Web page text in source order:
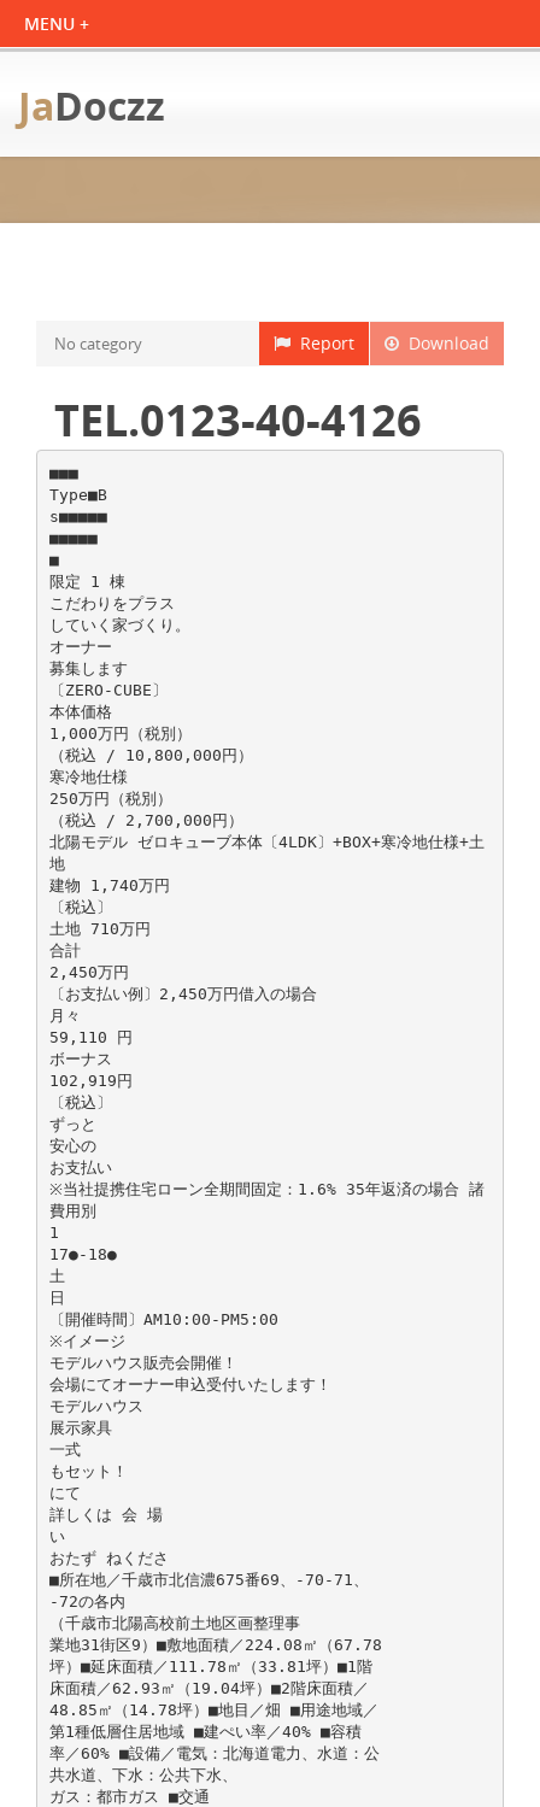
JaDoczz
Download
Report
No category
TEL.0123-40-4126
■■■
Type■B
s■■■■■
■■■■■
■
限定 1 棟
こだわりをプラス
していく家づくり。
オーナー
募集します
〔ZERO-CUBE〕
本体価格
1,000万円（税別）
（税込 / 10,800,000円）
寒冷地仕様
250万円（税別）
（税込 / 2,700,000円）
北陽モデル ゼロキューブ本体〔4LDK〕+BOX+寒冷地仕様+土
地
建物 1,740万円
〔税込〕
土地 710万円
合計
2,450万円
〔お支払い例〕2,450万円借入の場合
月々
59,110 円
ボーナス
102,919円
〔税込〕
ずっと
安心の
お支払い
※当社提携住宅ローン全期間固定：1.6% 35年返済の場合 諸
費用別
1
17●-18●
土
日
〔開催時間〕AM10:00-PM5:00
※イメージ
モデルハウス販売会開催！
会場にてオーナー申込受付いたします！
モデルハウス
展示家具
一式
もセット！
にて
詳しくは 会 場
い
おたず ねくださ
■所在地／千歳市北信濃675番69、-70-71、
-72の各内
（千歳市北陽高校前土地区画整理事
業地31街区9）■敷地面積／224.08㎡（67.78
坪）■延床面積／111.78㎡（33.81坪）■1階
床面積／62.93㎡（19.04坪）■2階床面積／
48.85㎡（14.78坪）■地目／畑 ■用途地域／
第1種低層住居地域 ■建ぺい率／40% ■容積
率／60% ■設備／電気：北海道電力、水道：公
共水道、下水：公共下水、
ガス：都市ガス ■交通